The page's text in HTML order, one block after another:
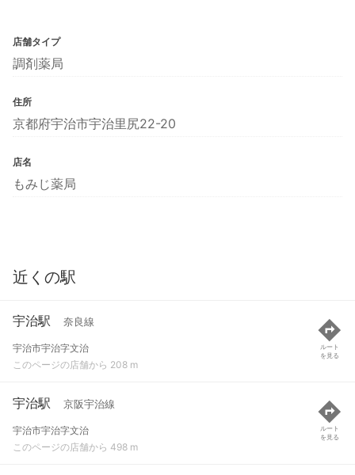
店舗タイプ
調剤薬局
住所
京都府宇治市宇治里尻22-20
店名
もみじ薬局
近くの駅
宇治駅 奈良線
宇治市宇治字文治
このページの店舗から 208 m
ルート
を見る
宇治駅 京阪宇治線
宇治市宇治字文治
このページの店舗から 498 m
ルート
を見る